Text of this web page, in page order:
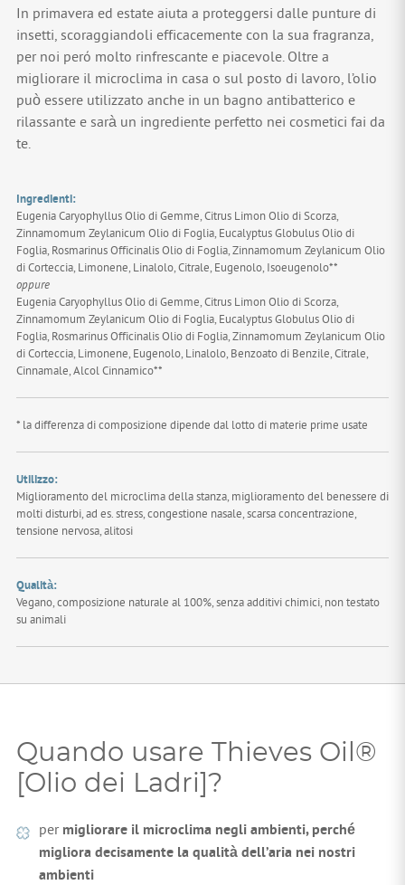
In primavera ed estate aiuta a proteggersi dalle punture di
insetti, scoraggiandoli efficacemente con la sua fragranza,
per noi peró molto rinfrescante e piacevole. Oltre a
migliorare il microclima in casa o sul posto di lavoro, l’olio
può essere utilizzato anche in un bagno antibatterico e
rilassante e sarà un ingrediente perfetto nei cosmetici fai da
te.
Ingredienti:
Eugenia Caryophyllus Olio di Gemme, Citrus Limon Olio di Scorza,
Zinnamomum Zeylanicum Olio di Foglia, Eucalyptus Globulus Olio di
Foglia, Rosmarinus Officinalis Olio di Foglia, Zinnamomum Zeylanicum Olio
di Corteccia, Limonene, Linalolo, Citrale, Eugenolo, Isoeugenolo**
oppure
Eugenia Caryophyllus Olio di Gemme, Citrus Limon Olio di Scorza,
Zinnamomum Zeylanicum Olio di Foglia, Eucalyptus Globulus Olio di
Foglia, Rosmarinus Officinalis Olio di Foglia, Zinnamomum Zeylanicum Olio
di Corteccia, Limonene, Eugenolo, Linalolo, Benzoato di Benzile, Citrale,
Cinnamale, Alcol Cinnamico**
* la differenza di composizione dipende dal lotto di materie prime usate
Utilizzo:
Miglioramento del microclima della stanza, miglioramento del benessere di
molti disturbi, ad es. stress, congestione nasale, scarsa concentrazione,
tensione nervosa, alitosi
Qualità:
Vegano, composizione naturale al 100%, senza additivi chimici, non testato
su animali
Quando usare Thieves Oil®
[Olio dei Ladri]?
permigliorare il microclima negli ambienti, perché
migliora decisamente la qualità dell’aria nei nostri
ambienti